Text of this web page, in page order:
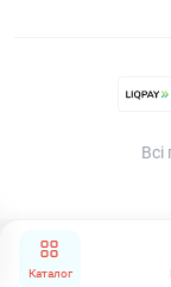
Каталог